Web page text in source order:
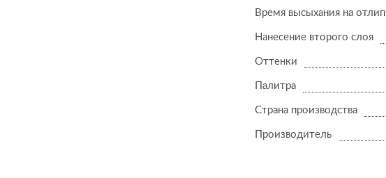
Время высыхания на отлип
Нанесение второго слоя
Оттенки
Палитра
Страна производства
Производитель